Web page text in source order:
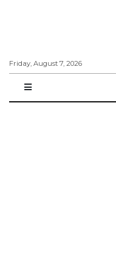
Friday, August 7, 2026